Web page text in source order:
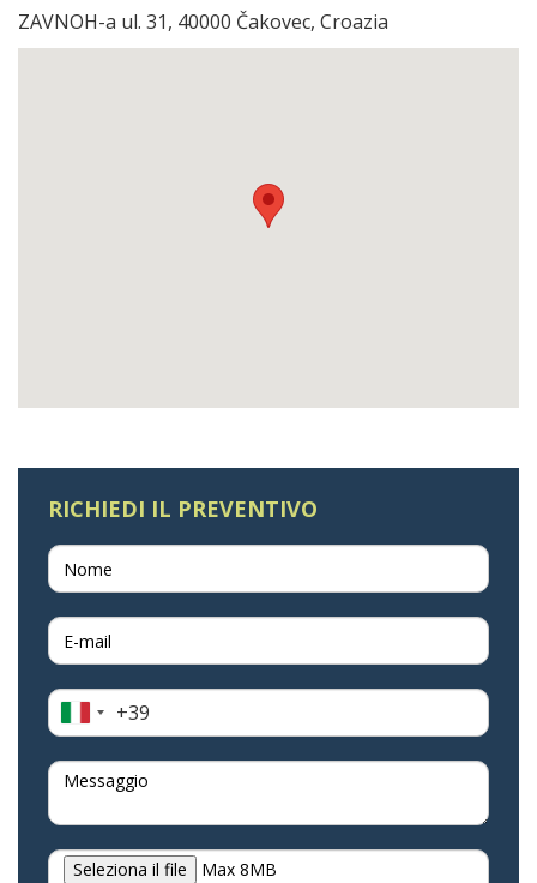
ZAVNOH-a ul. 31, 40000 Čakovec, Croazia
RICHIEDI IL PREVENTIVO
Italia
+39
+39
Seleziona il file Max 8MB